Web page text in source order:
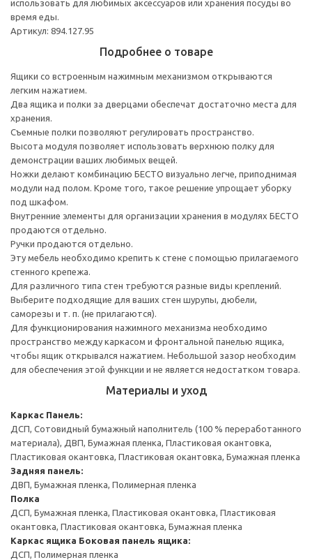
использовать для любимых аксессуаров или хранения посуды во
время еды.
Артикул: 894.127.95
Подробнее о товаре
Ящики со встроенным нажимным механизмом открываются
легким нажатием.
Два ящика и полки за дверцами обеспечат достаточно места для
хранения.
Съемные полки позволяют регулировать пространство.
Высота модуля позволяет использовать верхнюю полку для
демонстрации ваших любимых вещей.
Ножки делают комбинацию БЕСТО визуально легче, приподнимая
модули над полом. Кроме того, такое решение упрощает уборку
под шкафом.
Внутренние элементы для организации хранения в модулях БЕСТО
продаются отдельно.
Ручки продаются отдельно.
Эту мебель необходимо крепить к стене с помощью прилагаемого
стенного крепежа.
Для различного типа стен требуются разные виды креплений.
Выберите подходящие для ваших стен шурупы, дюбели,
саморезы и т. п. (не прилагаются).
Для функционирования нажимного механизма необходимо
пространство между каркасом и фронтальной панелью ящика,
чтобы ящик открывался нажатием. Небольшой зазор необходим
для обеспечения этой функции и не является недостатком товара.
Материалы и уход
Каркас Панель:
ДСП, Сотовидный бумажный наполнитель (100 % переработанного
материала), ДВП, Бумажная пленка, Пластиковая окантовка,
Пластиковая окантовка, Пластиковая окантовка, Бумажная пленка
Задняя панель:
ДВП, Бумажная пленка, Полимерная пленка
Полка
ДСП, Бумажная пленка, Пластиковая окантовка, Пластиковая
окантовка, Пластиковая окантовка, Бумажная пленка
Каркас ящика Боковая панель ящика:
ДСП, Полимерная пленка